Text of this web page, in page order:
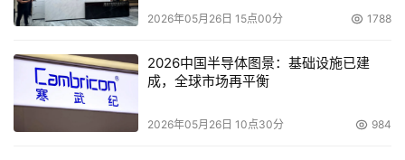
员，都打听这设备哪来的，我说我们东软的这是纯粹的国产
谨以此纪录片献给抗疫的东软人
感谢每个人疫情期间的辛苦付出
2026年05月26日 15点00分 1788
2026中国半导体图景：基础设施已建
成，全球市场再平衡
2026年05月26日 10点30分 984